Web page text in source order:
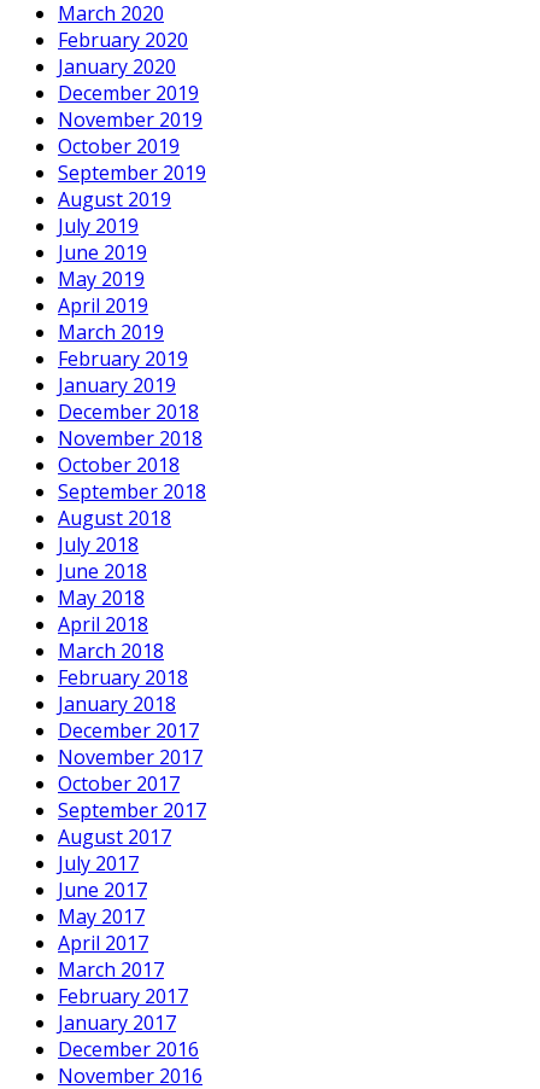
March 2020
February 2020
January 2020
December 2019
November 2019
October 2019
September 2019
August 2019
July 2019
June 2019
May 2019
April 2019
March 2019
February 2019
January 2019
December 2018
November 2018
October 2018
September 2018
August 2018
July 2018
June 2018
May 2018
April 2018
March 2018
February 2018
January 2018
December 2017
November 2017
October 2017
September 2017
August 2017
July 2017
June 2017
May 2017
April 2017
March 2017
February 2017
January 2017
December 2016
November 2016